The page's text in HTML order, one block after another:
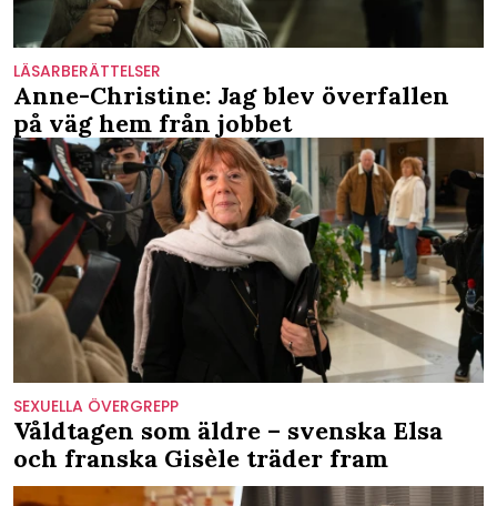
LÄSARBERÄTTELSER
Anne-Christine: Jag blev överfallen
på väg hem från jobbet
SEXUELLA ÖVERGREPP
Våldtagen som äldre – svenska Elsa
och franska Gisèle träder fram